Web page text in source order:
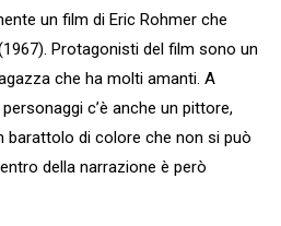
un film di Eric Rohmer che
Protagonisti del film sono un
che ha molti amanti. A
c’è anche un pittore,
barattolo di colore che non si può
della narrazione è però